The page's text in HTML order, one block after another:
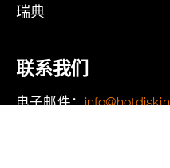
瑞典
联系我们
电子邮件：